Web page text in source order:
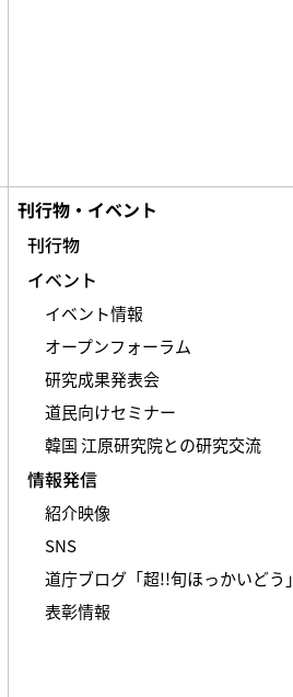
刊行物・イベント
刊行物
イベント
イベント情報
オープンフォーラム
研究成果発表会
道民向けセミナー
韓国 江原研究院との研究交流
情報発信
紹介映像
SNS
道庁ブログ「超!!旬ほっかいどう」
表彰情報